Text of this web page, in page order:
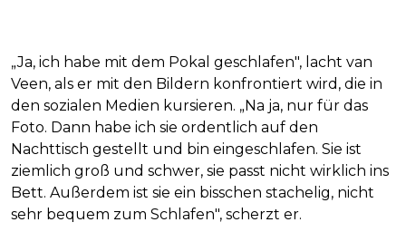
„Ja, ich habe mit dem Pokal geschlafen", lacht van
Veen, als er mit den Bildern konfrontiert wird, die in
den sozialen Medien kursieren. „Na ja, nur für das
Foto. Dann habe ich sie ordentlich auf den
Nachttisch gestellt und bin eingeschlafen. Sie ist
ziemlich groß und schwer, sie passt nicht wirklich ins
Bett. Außerdem ist sie ein bisschen stachelig, nicht
sehr bequem zum Schlafen", scherzt er.